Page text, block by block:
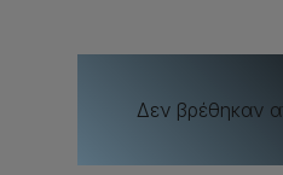
Δεν βρέθηκαν